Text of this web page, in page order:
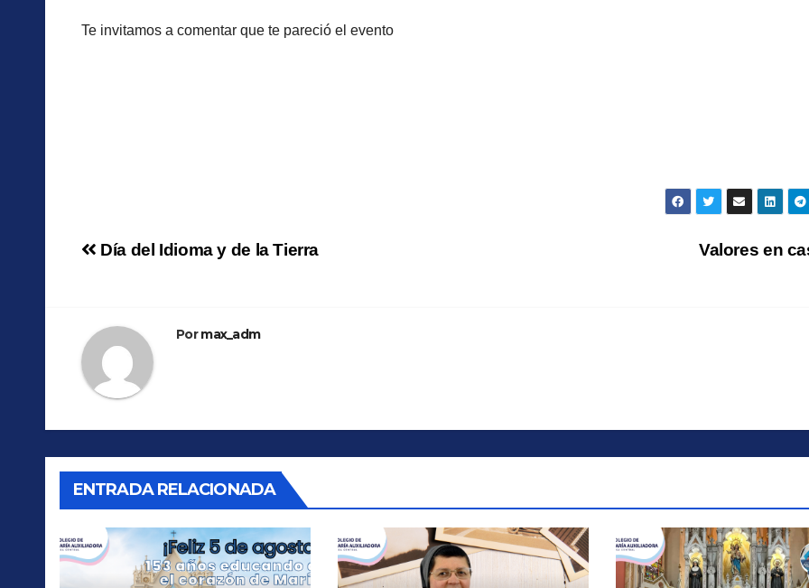
Te invitamos a comentar que te pareció el evento
Navegación
entradas
Valores en
Día del Idioma y de la Tierra
Pormax_adm
ENTRADA RELACIONADA